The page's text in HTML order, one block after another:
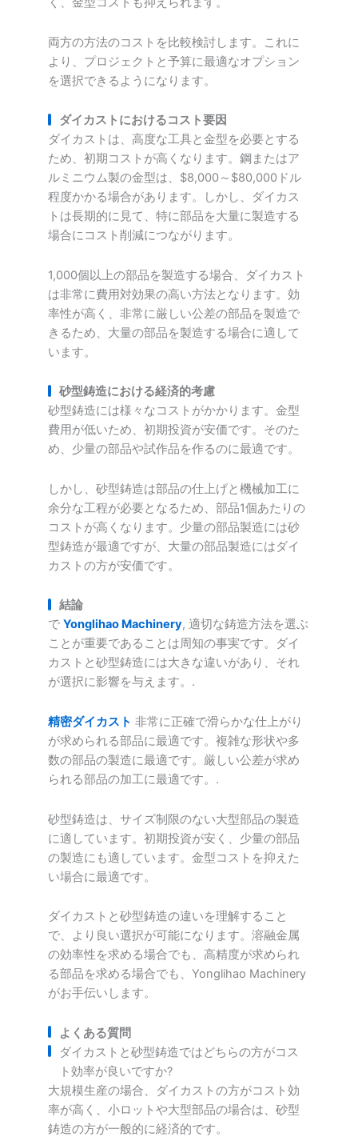
両方の方法のコストを比較検討します。これに
より、プロジェクトと予算に最適なオプション
を選択できるようになります。
ダイカストにおけるコスト要因
ダイカストは、高度な工具と金型を必要とする
ため、初期コストが高くなります。鋼またはア
ルミニウム製の金型は、$8,000～$80,000ドル
程度かかる場合があります。しかし、ダイカス
トは長期的に見て、特に部品を大量に製造する
場合にコスト削減につながります。
1,000個以上の部品を製造する場合、ダイカスト
は非常に費用対効果の高い方法となります。効
率性が高く、非常に厳しい公差の部品を製造で
きるため、大量の部品を製造する場合に適して
います。
砂型鋳造における経済的考慮
砂型鋳造には様々なコストがかかります。金型
費用が低いため、初期投資が安価です。そのた
め、少量の部品や試作品を作るのに最適です。
しかし、砂型鋳造は部品の仕上げと機械加工に
余分な工程が必要となるため、部品1個あたりの
コストが高くなります。少量の部品製造には砂
型鋳造が最適ですが、大量の部品製造にはダイ
カストの方が安価です。
結論
で Yonglihao Machinery, 適切な鋳造方法を選ぶ
ことが重要であることは周知の事実です。ダイ
カストと砂型鋳造には大きな違いがあり、それ
が選択に影響を与えます。.
精密ダイカスト 非常に正確で滑らかな仕上がり
が求められる部品に最適です。複雑な形状や多
数の部品の製造に最適です。厳しい公差が求め
られる部品の加工に最適です。.
砂型鋳造は、サイズ制限のない大型部品の製造
に適しています。初期投資が安く、少量の部品
の製造にも適しています。金型コストを抑えた
い場合に最適です。
ダイカストと砂型鋳造の違いを理解すること
で、より良い選択が可能になります。溶融金属
の効率性を求める場合でも、高精度が求められ
る部品を求める場合でも、Yonglihao Machinery
がお手伝いします。
よくある質問
ダイカストと砂型鋳造ではどちらの方がコス
ト効率が良いですか?
大規模生産の場合、ダイカストの方がコスト効
率が高く、小ロットや大型部品の場合は、砂型
鋳造の方が一般的に経済的です。